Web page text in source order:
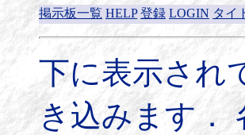
掲示板一覧 HELP 登録 LOGIN タイ
下に表示され
き込みます．